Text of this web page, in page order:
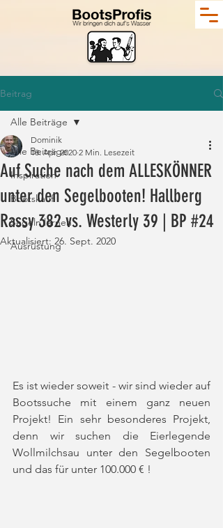
Beitrag
Alle Beiträge
Inspiration
Bootskauf
Segeln lernen
Ausrüstung
Alle Beiträge
Auf Suche nach dem ALLESKÖNNER
unter den Segelbooten! Hallberg
Rassy 382 vs. Westerly 39 | BP #24
Dominik
18. Apr. 2020 2 Min. Lesezeit
Aktualisiert: 26. Sept. 2020
Es ist wieder soweit - wir sind wieder auf
Bootssuche mit einem ganz neuen
Projekt! Ein sehr besonderes Projekt,
denn wir suchen die Eierlegende
Wollmilchsau unter den Segelbooten
und das für unter 100.000 € !